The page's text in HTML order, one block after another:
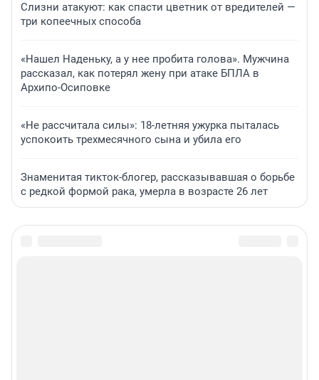
Слизни атакуют: как спасти цветник от вредителей —
три копеечных способа
«Нашел Наденьку, а у нее пробита голова». Мужчина
рассказал, как потерял жену при атаке БПЛА в
Архипо-Осиповке
«Не рассчитала силы»: 18-летняя ужурка пыталась
успокоить трехмесячного сына и убила его
Знаменитая тикток-блогер, рассказывавшая о борьбе
с редкой формой рака, умерла в возрасте 26 лет